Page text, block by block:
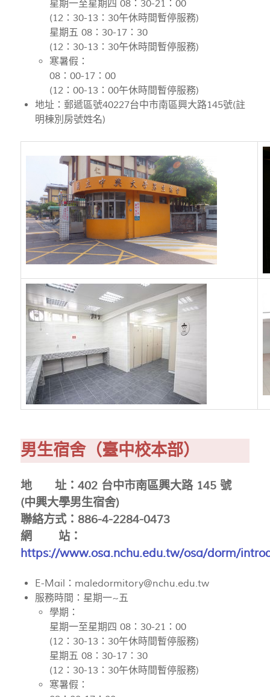
星期一至星期四 08：30-21：00
(12：30-13：30午休時間暫停服務)
星期五 08：30-17：30
(12：30-13：30午休時間暫停服務)
寒暑假：
08：00-17：00
(12：00-13：00午休時間暫停服務)
地址：郵遞區號40227台中市南區興大路145號(註
明棟別房號姓名)
男生宿舍（臺中校本部）
地 址：402 台中市南區興大路 145 號
(中興大學男生宿舍)
聯絡方式：886-4-2284-0473
網 站：
https://www.osa.nchu.edu.tw/osa/dorm/
E-Mail： maledormitory@nchu.edu.tw
服務時間：星期一~五
學期：
星期一至星期四 08：30-21：00
(12：30-13：30午休時間暫停服務)
星期五 08：30-17：30
(12：30-13：30午休時間暫停服務)
寒暑假：